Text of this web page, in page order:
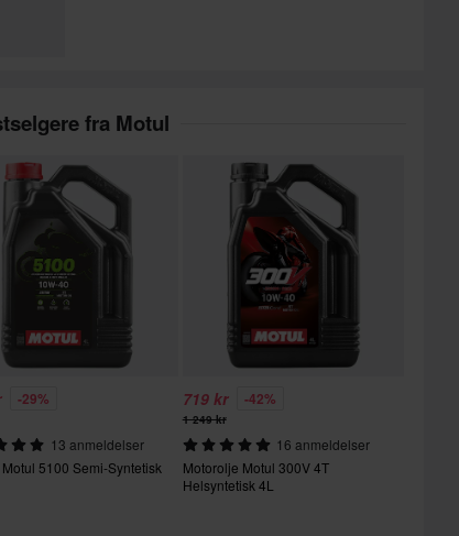
fra Motul
-29%
13 anmeldelser
5100 Semi-Syntetisk
719 kr -42%
1 249 kr
16 anmeldelser
Motorolje Motul 300V 4T
Helsyntetisk 4L